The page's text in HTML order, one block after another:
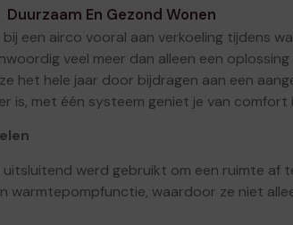
Duurzaam En Gezond Wonen
bij een airco vooral aan verkoeling tijdens
veel meer dan alleen een
het hele jaar door bijdragen aan een
is, met één systeem geniet je van comfort
werd gebruikt om een ruimte af
warmtepompfunctie, waardoor ze niet